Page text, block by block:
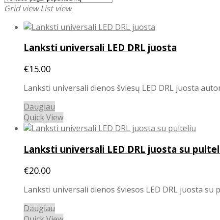
Grid view List view
Lanksti universali LED DRL juosta
€15.00
Lanksti universali dienos šviesų LED DRL juosta
Daugiau
Quick View
Lanksti universali LED DRL juosta su
€20.00
Lanksti universali dienos šviesos LED DRL juosta su
Daugiau